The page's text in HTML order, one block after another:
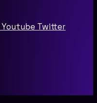
Youtube Twitter